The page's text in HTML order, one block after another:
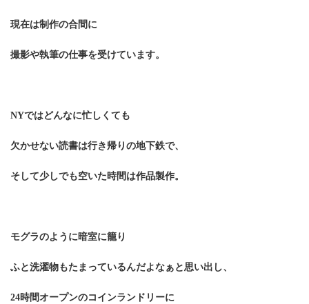
現在は制作の合間に
撮影や執筆の仕事を受けています。
NYではどんなに忙しくても
欠かせない読書は行き帰りの地下鉄で、
そして少しでも空いた時間は作品製作。
モグラのように暗室に籠り
ふと洗濯物もたまっているんだよなぁと思い出し、
24時間オープンのコインランドリーに